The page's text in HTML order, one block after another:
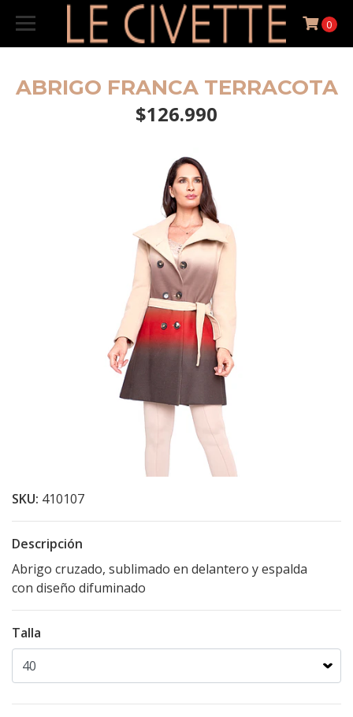
0
ABRIGO FRANCA TERRACOTA
$126.990
SKU: 410107
Descripción
Abrigo cruzado, sublimado en delantero y espalda
con diseño difuminado
Talla